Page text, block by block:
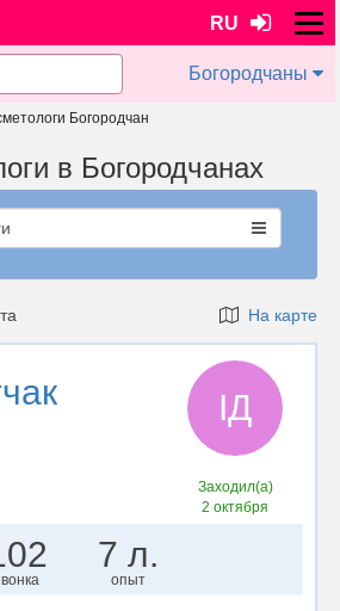
RU
Богородчаны
Богородчан
в Богородчанах
На карте
ІД
Заходил(а)
2 октября
7 л.
опыт